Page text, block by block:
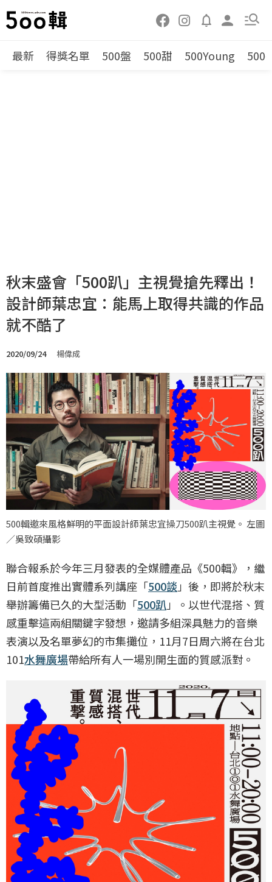
最新 得獎名單 500盤 500甜 500Young 500
秋末盛會「500趴」主視覺搶先釋出！
設計師葉忠宜：能馬上取得共識的作品
就不酷了
2020/09/24 楊偉成
500輯邀來風格鮮明的平面設計師葉忠宜操刀500趴主視覺。 左圖
／吳致碩攝影
聯合報系於今年三月發表的全媒體產品《500輯》，繼
日前首度推出實體系列講座「500談 」後，即將於秋末
舉辦籌備已久的大型活動「500趴 」。以世代混搭、質
感重擊這兩組關鍵字發想，邀請多組深具魅力的音樂
表演以及名單夢幻的市集攤位，11月7日周六將在台北
101水舞廣場帶給所有人一場別開生面的質感派對。